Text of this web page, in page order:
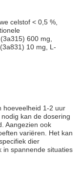
celstof < 0,5 %,
600 mg,
10 mg, L-
hoeveelheid 1-2 uur
kan de dosering
Aangezien ook
variëren. Het kan
dier
in spannende situaties